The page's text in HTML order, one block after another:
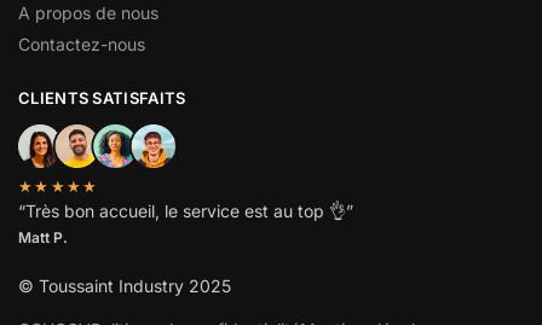
A propos de nous
Contactez-nous
CLIENTS SATISFAITS
★★★★★
“Très bon accueil, le service est au top 👌”
Matt P.
© Toussaint Industry 2025